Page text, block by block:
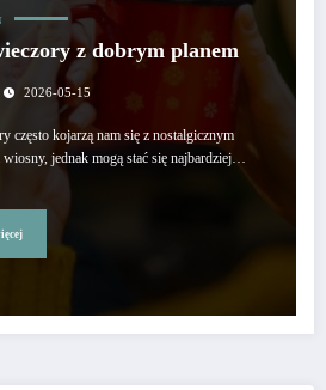
z dobrym planem
2026-05-15
często kojarzą nam się z nostalgicznym
jednak mogą stać się najbardziej…